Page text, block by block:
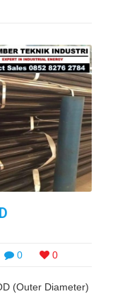
0 0
(Outer Diameter)